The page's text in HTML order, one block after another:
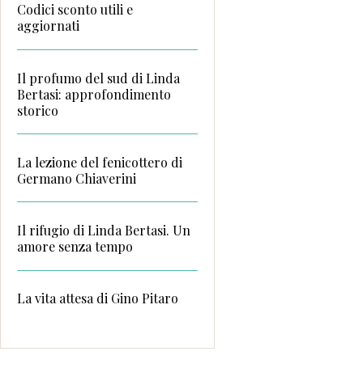
Codici sconto utili e
aggiornati
Il profumo del sud di Linda
Bertasi: approfondimento
storico
La lezione del fenicottero di
Germano Chiaverini
Il rifugio di Linda Bertasi. Un
amore senza tempo
La vita attesa di Gino Pitaro